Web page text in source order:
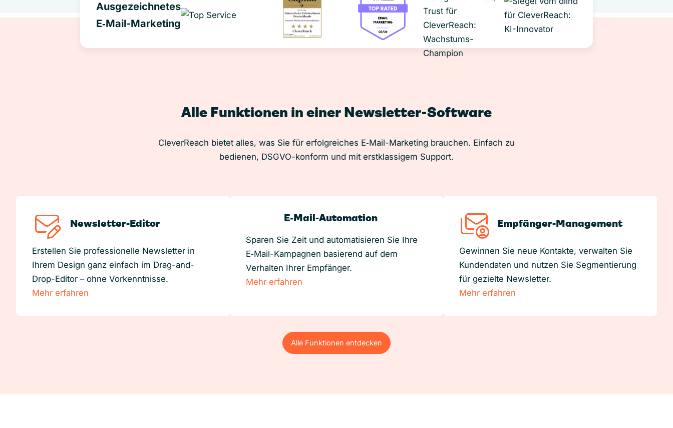
Ausgezeichnetes
E‑Mail-Marketing
Alle Funktionen in einer Newsletter-Software
CleverReach bietet alles, was Sie für erfolgreiches E‑Mail-Marketing brauchen. Einfach zu
bedienen, DSGVO-konform und mit erstklassigem Support.
Newsletter-Editor
Erstellen Sie professionelle Newsletter in
Ihrem Design ganz einfach im Drag-and-
Drop-Editor – ohne Vorkenntnisse.
Mehr erfahren
E‑Mail-Automation
Sparen Sie Zeit und automatisieren Sie Ihre
E‑Mail-Kampagnen basierend auf dem
Verhalten Ihrer Empfänger.
Mehr erfahren
Empfänger-Management
Gewinnen Sie neue Kontakte, verwalten Sie
Kundendaten und nutzen Sie Segmentierung
für gezielte Newsletter.
Mehr erfahren
Alle Funktionen entdecken
Alle Funktionen entdecken